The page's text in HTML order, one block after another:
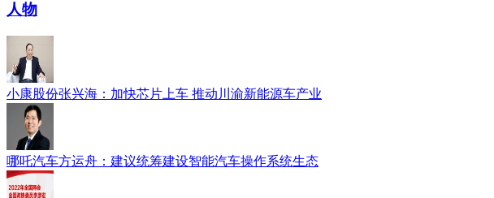
人物
小康股份张兴海：加快芯片上车 推动川渝新能源车产业
哪吒汽车方运舟：建议统筹建设智能汽车操作系统生态